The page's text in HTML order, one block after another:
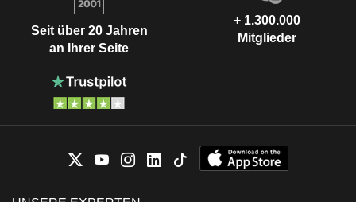
Seit über 20 Jahren
an Ihrer Seite
+ 1.300.000
Mitglieder